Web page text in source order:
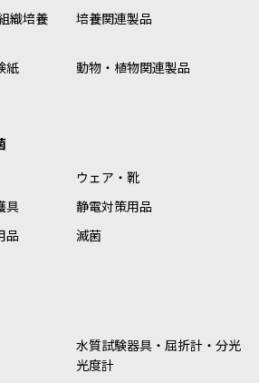
織培養
培養関連製品
紙
動物・植物関連製品
ウェア・靴
具
静電対策用品
品
滅菌
水質試験器具・屈折計・分光
光度計